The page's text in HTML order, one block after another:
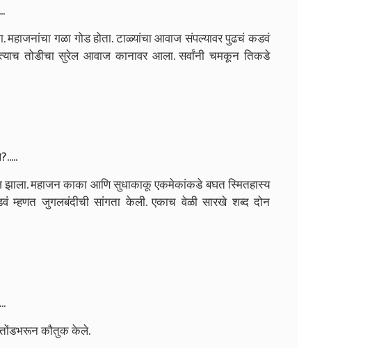
गळा गोड होता. टाळ्यांचा आवाज संपल्यावर पुढचं कडवं
तोडीचा सुरेल आवाज कानावर आला. सर्वांनी चमकून तिकडे
झाला. महाजन काका आणि सुधाकाकू एकमेकांकडे बघत स्मितहास्य
म्हणत जुगलबंदीची सांगता केली. एकाच वेळी सारखे शब्द दोन
तोंडभरून कौतुक केले.